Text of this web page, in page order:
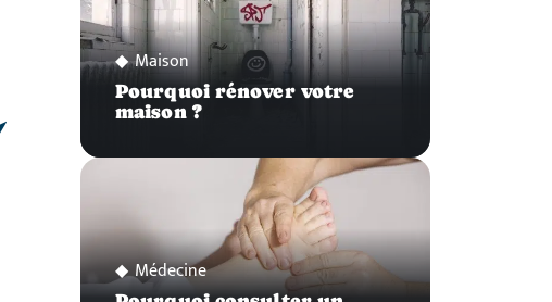
Maison
Pourquoi rénover votre
maison ?
Médecine